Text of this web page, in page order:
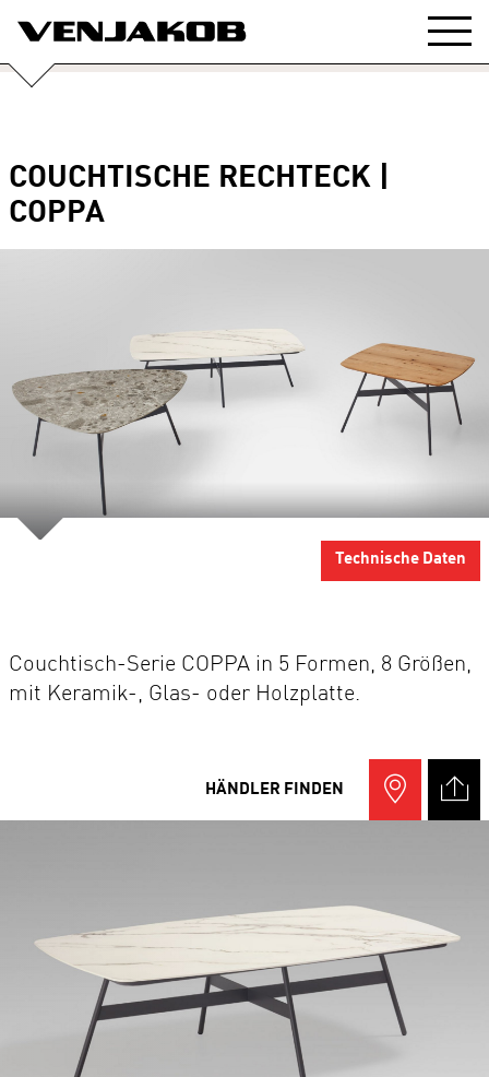
COUCHTISCHE RECHTECK |
COPPA
Technische Daten
Couchtisch-Serie COPPA in 5 Formen, 8 Größen,
mit Keramik-, Glas- oder Holzplatte.
HÄNDLER FINDEN